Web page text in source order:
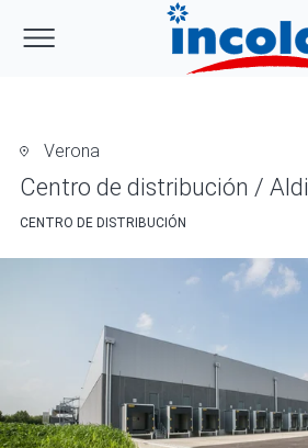
Verona
Centro de distribución / Aldi
CENTRO DE DISTRIBUCIÓN